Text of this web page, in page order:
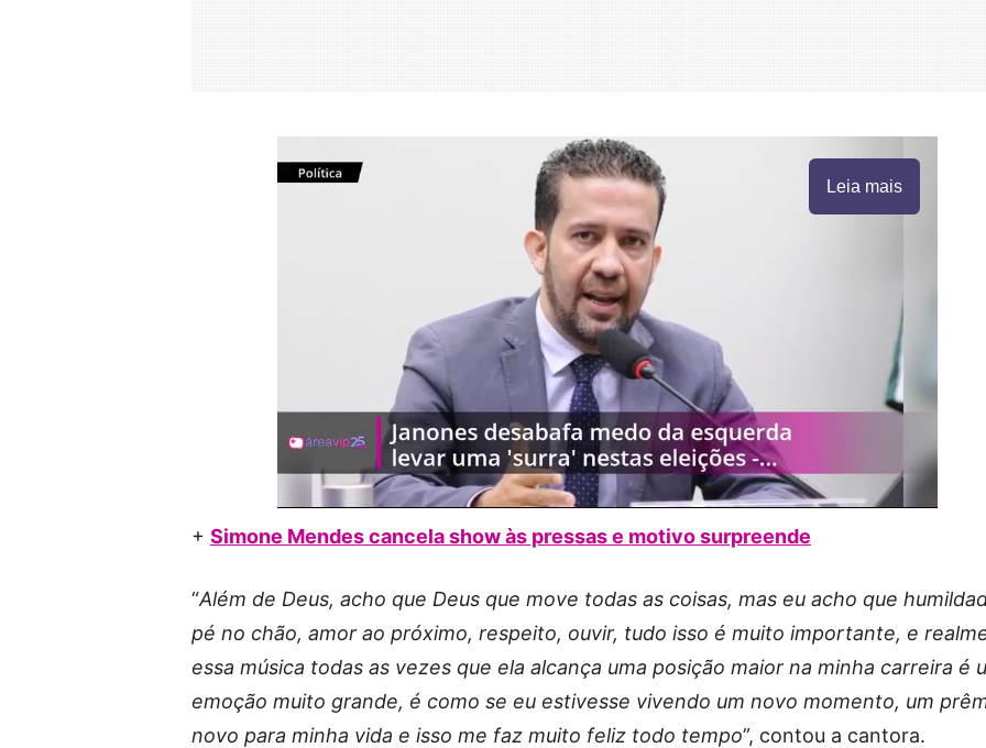
Leia mais
+ Simone Mendes cancela show às pressas e motivo surpreende
“Além de Deus, acho que Deus que move todas as coisas, mas eu acho que
pé no chão, amor ao próximo, respeito, ouvir, tudo isso é muito importante, e
essa música todas as vezes que ela alcança uma posição maior na minha carreira é
emoção muito grande, é como se eu estivesse vivendo um novo momento, um
novo para minha vida e isso me faz muito feliz todo tempo”, contou a cantora.